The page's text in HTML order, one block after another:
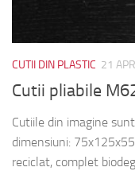
CUTII DIN PLASTIC 21
Cutii pliabile
Cutiile din imagine
dimensiuni:
reciclat, complet